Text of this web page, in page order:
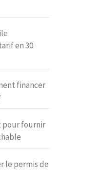
en 30
financer
pour fournir
le permis de